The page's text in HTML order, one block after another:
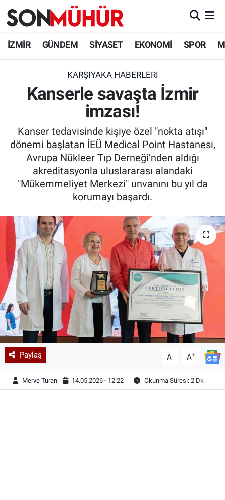
İZMİR GÜNDEM SİYASET EKONOMİ SPOR
KARŞIYAKA HABERLERI
Kanserle savaşta İzmir
imzası!
Kanser tedavisinde kişiye özel "nokta atışı"
dönemi başlatan İEÜ Medical Point Hastanesi,
Avrupa Nükleer Tıp Derneği’nden aldığı
akreditasyonla uluslararası alandaki
"Mükemmeliyet Merkezi" unvanını bu yıl da
korumayı başardı.
Paylaş A- A+
Merve Turan 14.05.2026 - 12:22 Okunma Süresi: 2 Dk
İzmir Nöbetçi Eczaneler
İzmir Namaz Vakitleri
İzmir Trafik Yoğunluk Haritası
Süper Lig Puan Durumu ve Fikstür
Tüm Manşetler
Son Dakika Haberleri
Haber Arşivi